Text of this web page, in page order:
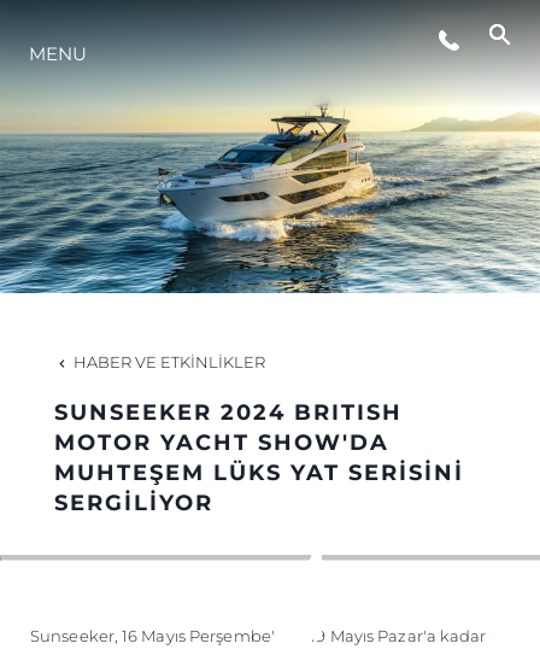
YAŞAM ŞEKLİ
YENILIK
ŞİRKET
MİRAS
TEKNENIZIN PIYASA DEĞERINI
ÖĞRENIN
MENU
HABER VE ETKINLIKLER
SUNSEEKER 2024 BRITISH
MOTOR YACHT SHOW'DA
MUHTEŞEM LÜKS YAT SERİSİNİ
SERGİLİYOR
Sunseeker, 16 Mayıs Perşembe'den 19 Mayıs Pazar'a kadar